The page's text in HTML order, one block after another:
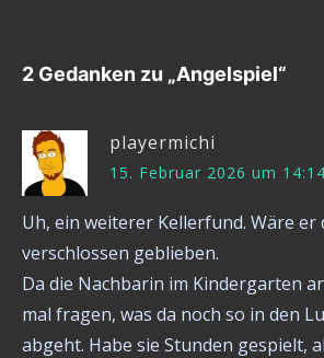
2 Gedanken zu „Angelspiel“
playermichi
15. Februar 2026 um
Uh, ein weiterer Kellerfund. Wäre
verschlossen geblieben.
Da die Nachbarin im Kindergarten
mal fragen, was da noch so in den
abgeht. Habe sie Stunden gespielt,